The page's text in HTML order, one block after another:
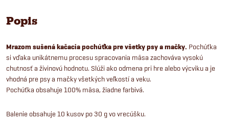
Popis
Mrazom sušená kačacia pochúťka pre všetky psy a mačky. Pochúťka
si vďaka unikátnemu procesu spracovania mäsa zachováva vysokú
chutnosť a živinovú hodnotu. Slúži ako odmena pri hre alebo výcviku a je
vhodná pre psy a mačky všetkých veľkostí a veku.
Pochúťka obsahuje 100% mäsa, žiadne farbivá.
Balenie obsahuje 10 kusov po 30 g vo vrecúšku.